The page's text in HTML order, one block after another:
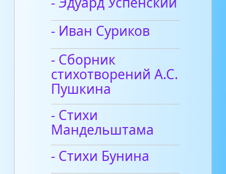
- Иван Суриков
- Сборник
стихотворений А.С.
Пушкина
- Стихи
Мандельштама
- Стихи Бунина